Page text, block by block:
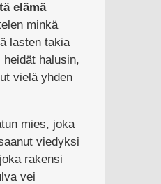
elämä
minkä
lasten takia
halusin,
vielä yhden
mies, joka
viedyksi
rakensi
vei